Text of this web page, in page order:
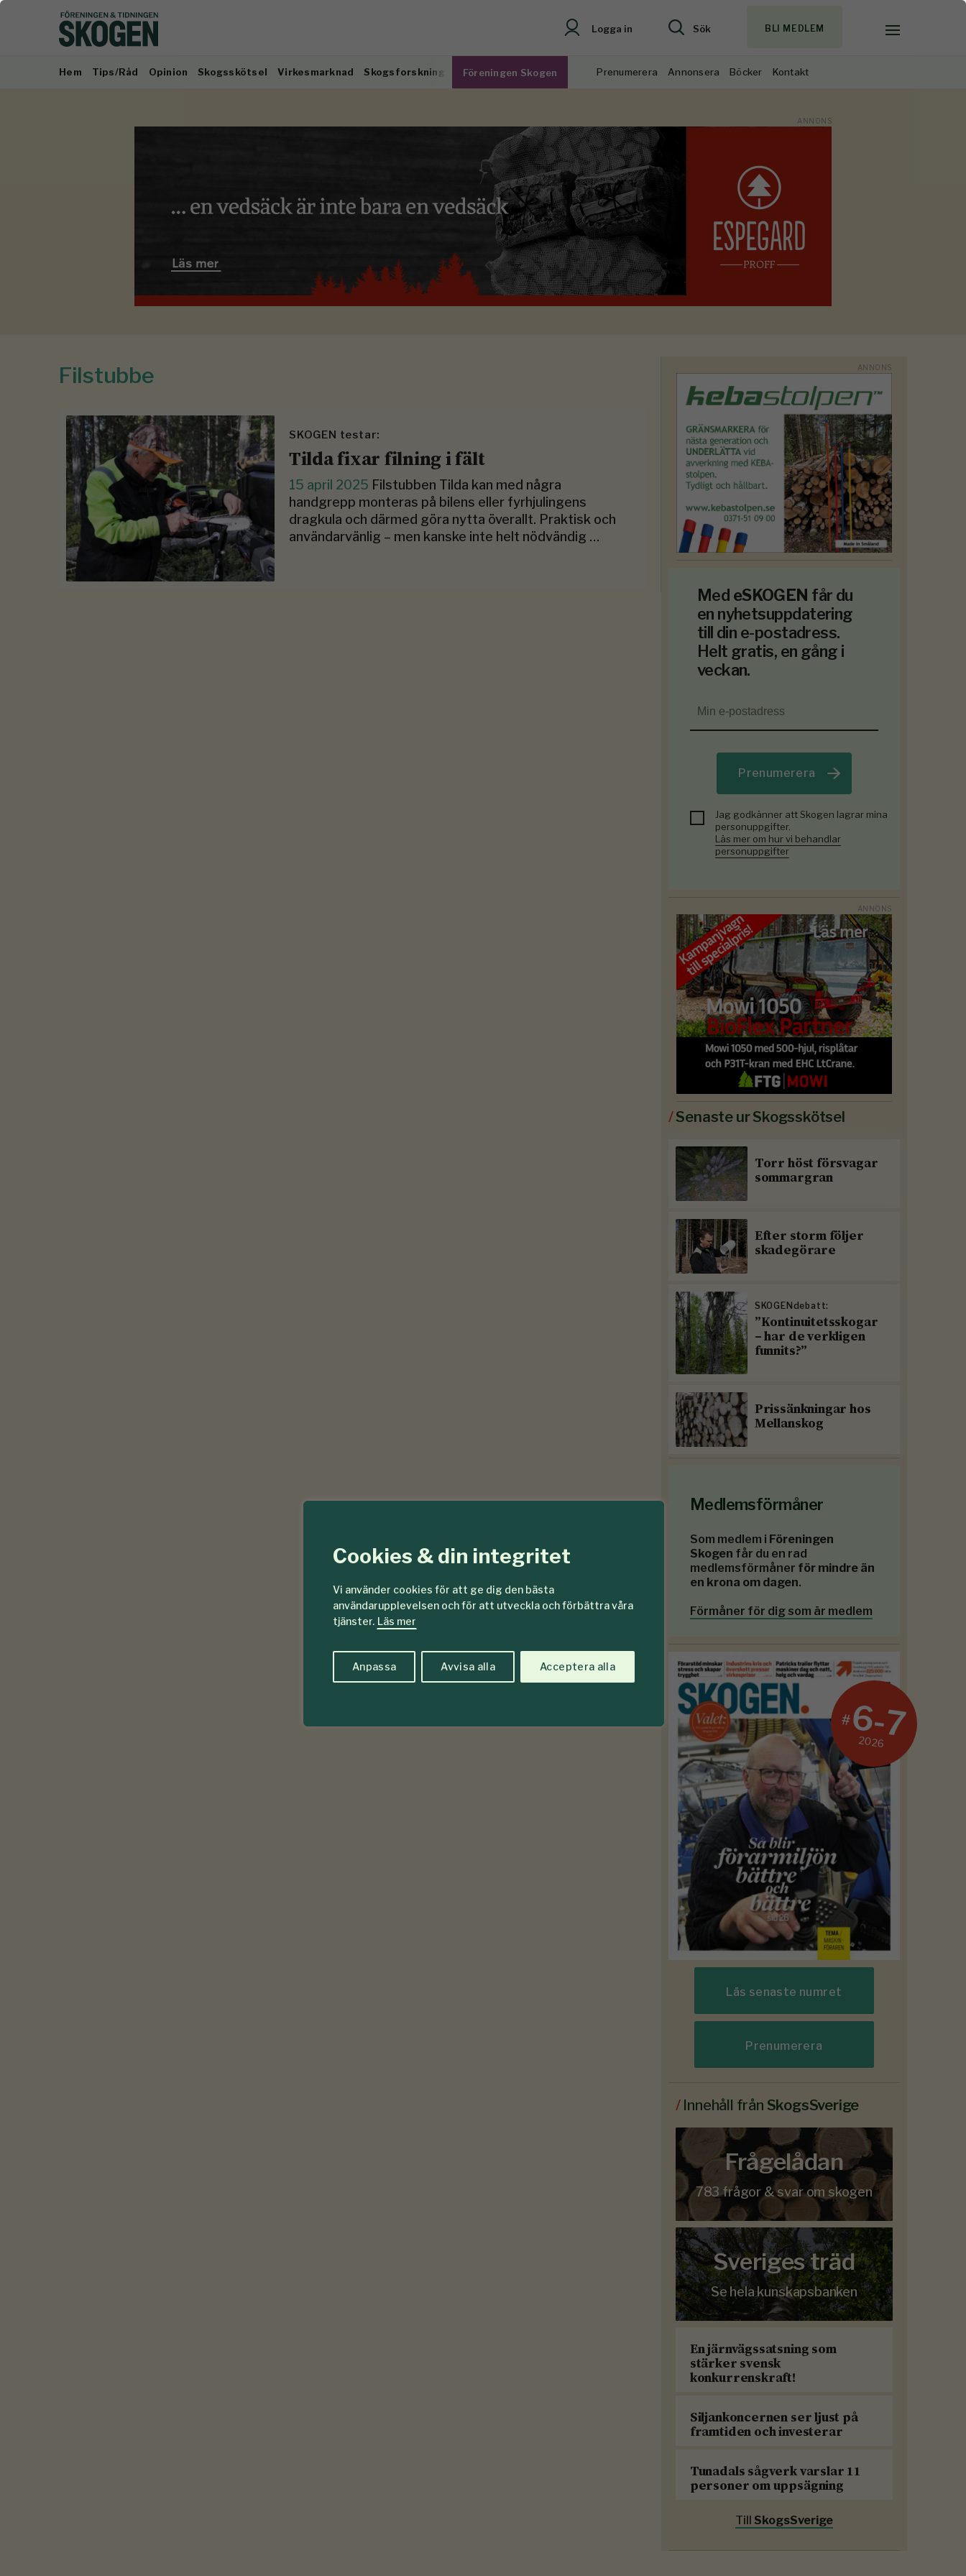
Cookies & din integritet
Vi använder cookies för att ge dig den bästa
användarupplevelsen och för att utveckla och förbättra våra
tjänster. Läs mer
Anpassa Avvisa alla Acceptera alla
Logga in Sök BLI MEDLEM
Hem Tips/Råd Opinion Skogsskötsel Virkesmarknad Skogsforskning Föreningen Skogen Prenumerera Annonsera Böcker Kontakt
Filstubbe
SKOGEN testar:
Tilda fixar filning i fält
15 april 2025 Filstubben Tilda kan med några
handgrepp monteras på bilens eller fyrhjulingens
dragkula och därmed göra nytta överallt. Praktisk och
användarvänlig – men kanske inte helt nödvändig …
Med eSKOGEN får du
en nyhetsuppdatering
till din e-postadress.
Helt gratis, en gång i
veckan.
Prenumerera
Jag godkänner att Skogen lagrar mina
personuppgifter.
Läs mer om hur vi behandlar
personuppgifter
/Senaste ur Skogsskötsel
Torr höst försvagar
sommargran
Efter storm följer
skadegörare
SKOGENdebatt:
”Kontinuitetsskogar
– har de verkligen
funnits?”
Prissänkningar hos
Mellanskog
Medlemsförmåner
Som medlem i Föreningen
Skogen får du en rad
medlemsförmåner för mindre än
en krona om dagen.
Förmåner för dig som är medlem
#6-7
2026
Läs senaste numret
Prenumerera
/ Innehåll från SkogsSverige
Frågelådan
783 frågor & svar om skogen
Sveriges träd
Se hela kunskapsbanken
En järnvägssatsning som
stärker svensk
konkurrenskraft!
Siljankoncernen ser ljust på
framtiden och investerar
Tunadals sågverk varslar 11
personer om uppsägning
Till SkogsSverige